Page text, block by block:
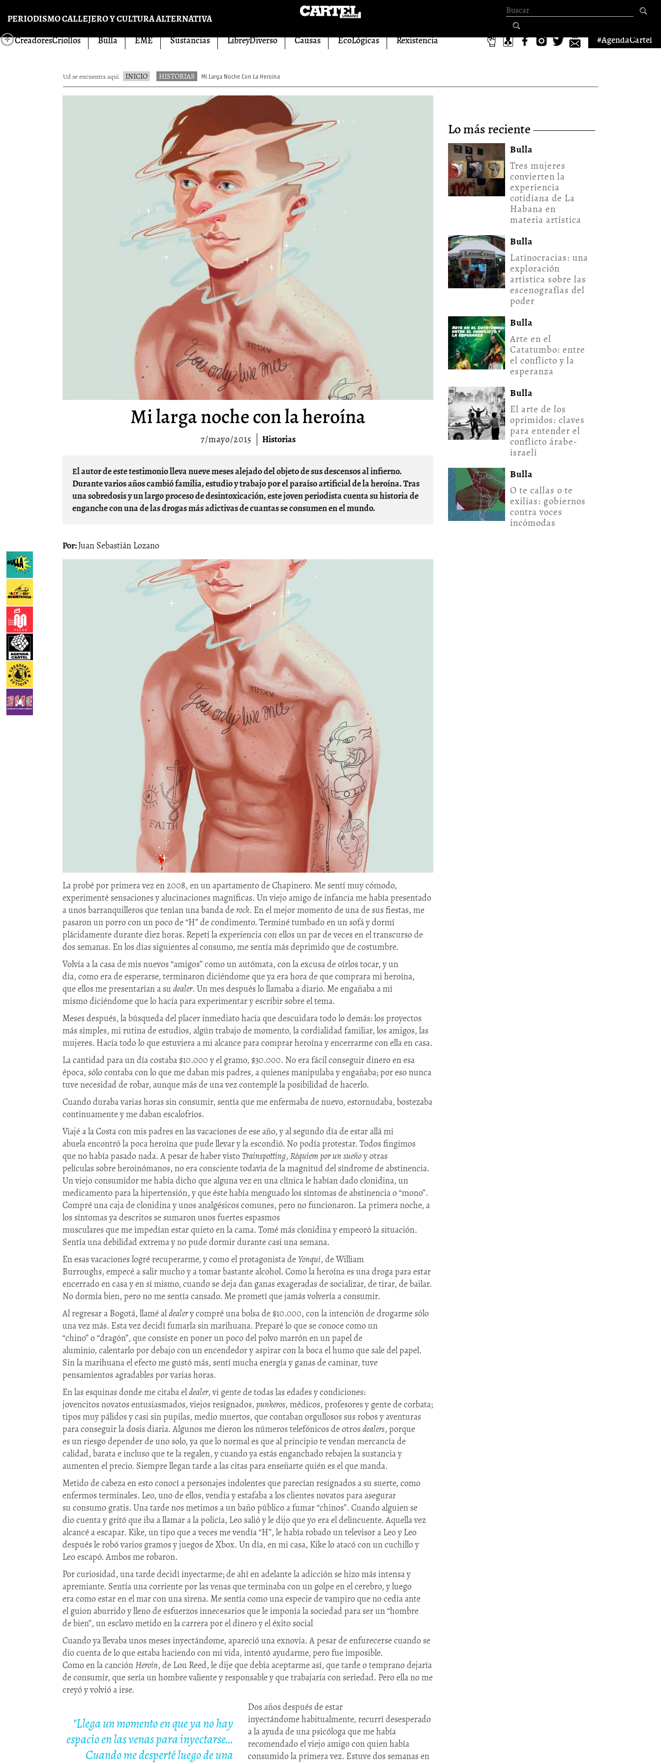
PERIODISMO CALLEJERO Y CULTURA ALTERNATIVA
Formulario de
búsqueda
CreadoresCriollos Bulla EME Sustancias LibreyDiverso Causas EcoLógicas Rexistencia #AgendaCartel
Ud se encuentra aquí INICIO HISTORIAS Mi Larga Noche Con La Heroina
Mi larga noche con la heroína
7/mayo/2015 Historias
El autor de este testimonio lleva nueve meses alejado del objeto de sus descensos al infierno.
Durante varios años cambió familia, estudio y trabajo por el paraíso artificial de la heroína. Tras
una sobredosis y un largo proceso de desintoxicación, este joven periodista cuenta su historia de
enganche con una de las drogas más adictivas de cuantas se consumen en el mundo.
Juan Sebastián Lozano
La probé por primera vez en 2008, en un apartamento de Chapinero. Me sentí muy cómodo,
experimenté sensaciones y alucinaciones magníficas. Un viejo amigo de infancia me había presentado
a unos barranquilleros que tenían una banda derock. En el mejor momento de una de sus fiestas, me
pasaron un porro con un poco de “H” de condimento. Terminé tumbado en un sofá y dormí
plácidamente durante diez horas. Repetí la experiencia con ellos un par de veces en el transcurso de
dos semanas. En los días siguientes al consumo, me sentía más deprimido que de costumbre.
Volvía a la casa de mis nuevos “amigos” como un autómata, con la excusa de oírlos tocar, y un
día, como era de esperarse, terminaron diciéndome que ya era hora de que comprara mi heroína,
que ellos me presentarían a sudealer. Un mes después lo llamaba a diario. Me engañaba a mí
mismo diciéndome que lo hacía para experimentar y escribir sobre el tema.
Meses después, la búsqueda del placer inmediato hacía que descuidara todo lo demás: los proyectos
más simples, mi rutina de estudios, algún trabajo de momento, la cordialidad familiar, los amigos, las
mujeres. Hacía todo lo que estuviera a mi alcance para comprar heroína y encerrarme con ella en casa.
La cantidad para un día costaba $10.000 y el gramo, $30.000. No era fácil conseguir dinero en esa
época, sólo contaba con lo que me daban mis padres, a quienes manipulaba y engañaba; por eso nunca
tuve necesidad de robar, aunque más de una vez contemplé la posibilidad de hacerlo.
Cuando duraba varias horas sin consumir, sentía que me enfermaba de nuevo, estornudaba, bostezaba
continuamente y me daban escalofríos.
Viajé a la Costa con mis padres en las vacaciones de ese año, y al segundo día de estar allá mi
abuela encontró la poca heroína que pude llevar y la escondió. No podía protestar. Todos fingimos
que no había pasado nada. A pesar de haber visto Trainspotting, Réquiem porun sueñoy otras
películas sobre heroinómanos, no era consciente todavía de la magnitud del síndrome de abstinencia.
Un viejo consumidor me había dicho que alguna vez en una clínica le habían dado clonidina, un
medicamento para la hipertensión, y que éste había menguado los síntomas de abstinencia o “mono”.
Compré una caja de clonidina y unos analgésicos comunes, pero no funcionaron. La primera noche, a
los síntomas ya descritos se sumaron unos fuertes espasmos
musculares que me impedían estar quieto en la cama. Tomé más clonidina y empeoró la situación.
Sentía una debilidad extrema y no pude dormir durante casi una semana.
En esas vacaciones logré recuperarme, y como el protagonista deYonqui, de William
Burroughs, empecé a salir mucho y a tomar bastante alcohol. Como la heroína es una droga para estar
encerrado en casa y en sí mismo, cuando se deja dan ganas exageradas de socializar, de tirar, de bailar.
No dormía bien, pero no me sentía cansado. Me prometí que jamás volvería a consumir.
Al regresar a Bogotá, llamé aldealery compré una bolsa de $10.000, con la intención de drogarme sólo
una vez más. Esta vez decidí fumarla sin marihuana. Preparé lo que se conoce como un
“chino” o “dragón”, que consiste en poner un poco del polvo marrón en un papel de
aluminio, calentarlo por debajo con un encendedor y aspirar con la boca el humo que sale del papel.
Sin la marihuana el efecto me gustó más, sentí mucha energía y ganas de caminar, tuve
pensamientos agradables por varias horas.
En las esquinas donde me citaba eldealer, vi gente de todas las edades y condiciones:
jovencitos novatos entusiasmados, viejos resignados, punkeros, médicos, profesores y gente de corbata;
tipos muy pálidos y casi sin pupilas, medio muertos, que contaban orgullosos sus robos y aventuras
para conseguir la dosis diaria. Algunos me dieron los números telefónicos de otrosdealers, porque
es un riesgo depender de uno solo, ya que lo normal es que al principio te vendan mercancía de
calidad, barata e incluso que te la regalen, y cuando ya estás enganchado rebajen la sustancia y
aumenten el precio. Siempre llegan tarde a las citas para enseñarte quién es el que manda.
Metido de cabeza en esto conocí a personajes indolentes que parecían resignados a su suerte, como
enfermos terminales. Leo, uno de ellos, vendía y estafaba a los clientes novatos para asegurar
su consumo gratis. Una tarde nos metimos a un baño público a fumar “chinos”. Cuando alguien se
dio cuenta y gritó que iba a llamar a la policía, Leo salió y le dijo que yo era el delincuente. Aquella vez
alcancé a escapar. Kike, un tipo que a veces me vendía “H”, le había robado un televisor a Leo y Leo
después le robó varios gramos y juegos de Xbox. Un día, en mi casa, Kike lo atacó con un cuchillo y
Leo escapó. Ambos me robaron.
Por curiosidad, una tarde decidí inyectarme; de ahí en adelante la adicción se hizo más intensa y
apremiante. Sentía una corriente por las venas que terminaba con un golpe en el cerebro, y luego
era como estar en el mar con una sirena. Me sentía como una especie de vampiro que no cedía ante
el guion aburrido y lleno de esfuerzos innecesarios que le imponía la sociedad para ser un “hombre
de bien”, un esclavo metido en la carrera por el dinero y el éxito social
Cuando ya llevaba unos meses inyectándome, apareció una exnovia. A pesar de enfurecerse cuando se
dio cuenta de lo que estaba haciendo con mi vida, intentó ayudarme, pero fue imposible.
Como en la canciónHeroin, de Lou Reed, le dije que debía aceptarme así, que tarde o temprano dejaría
de consumir, que sería un hombre valiente y responsable y que trabajaría con seriedad. Pero ella no me
creyó y volvió a irse.
"Llega un momento en que ya no hay
espacio en las venas para inyectarse…
Cuando me desperté luego de una
Dos años después de estar
inyectándome habitualmente, recurrí desesperado
a la ayuda de una psicóloga que me había
recomendado el viejo amigo con quien había
consumido la primera vez. Estuve dos semanas en
lo más reciente
Bulla
Tres mujeres
convierten la
experiencia
cotidiana de La
Habana en
materia artística
Bulla
Latinocracias: una
exploración
artística sobre las
escenografías del
poder
Bulla
Arte en el
Catatumbo: entre
el conflicto y la
esperanza
Bulla
El arte de los
oprimidos: claves
para entender el
conflicto árabe-
israelí
Bulla
O te callas o te
exilias: gobiernos
contra voces
incómodas